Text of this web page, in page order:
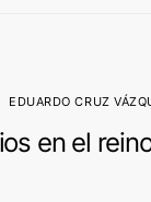
EDUARDO CRUZ
en el